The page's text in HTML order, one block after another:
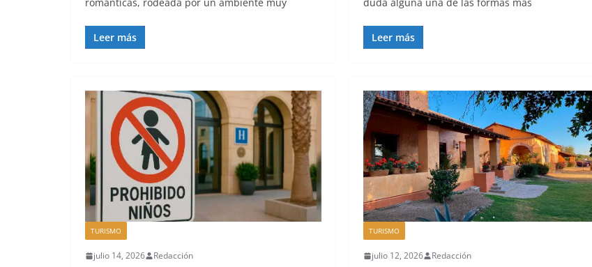
románticas, rodeada por un ambiente muy
Leer más
duda alguna una de las formas más
Leer más
TURISMO
julio 14, 2026 Redacción
TURISMO
julio 12, 2026 Redacción